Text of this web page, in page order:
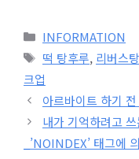
카
테
고
리
INFORMATION
태
그
떡 탕후루, 리버스
크업
아르바이트 하기
내가 기억하려고
_’NOINDEX’ 태그에